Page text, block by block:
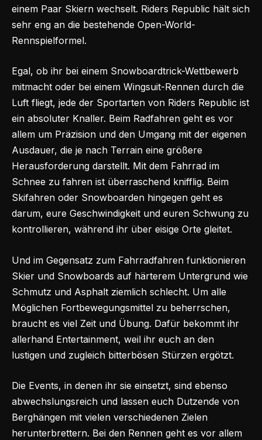
einem Paar Skiern wechselt. Riders Republic hält sich
sehr eng an die bestehende Open-World-
Rennspielformel.
Egal, ob ihr bei einem Snowboardtrick-Wettbewerb
mitmacht oder bei einem Wingsuit-Rennen durch die
Luft fliegt, jede der Sportarten von Riders Republic ist
ein absoluter Knaller. Beim Radfahren geht es vor
allem um Präzision und den Umgang mit der eigenen
Ausdauer, die je nach Terrain eine größere
Herausforderung darstellt. Mit dem Fahrrad im
Schnee zu fahren ist überraschend knifflig. Beim
Skifahren oder Snowboarden hingegen geht es
darum, eure Geschwindigkeit und euren Schwung zu
kontrollieren, während ihr über eisige Orte gleitet.
Und im Gegensatz zum Fahrradfahren funktionieren
Skier und Snowboards auf härterem Untergrund wie
Schmutz und Asphalt ziemlich schlecht. Um alle
Möglichen Fortbewegungsmittel zu beherrschen,
braucht es viel Zeit und Übung. Dafür bekommt ihr
allerhand Entertainment, weil ihr euch an den
lustigen und zugleich bitterbösen Stürzen ergötzt.
Die Events, in denen ihr sie einsetzt, sind ebenso
abwechslungsreich und lassen euch Dutzende von
Berghängen mit vielen verschiedenen Zielen
herunterbrettern. Bei den Rennen geht es vor allem